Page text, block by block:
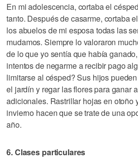
En mi adolescencia, cortaba el
tanto. Después de casarme, cortaba
los abuelos de mi esposa todas las
mudamos. Siempre lo valoraron
de lo que yo sentía que había
intentos de negarme a recibir pago
limitarse al césped? Sus hijos
el jardín y regar las flores para ganar
adicionales. Rastrillar hojas en otoño
invierno hacen que se trate de una
año.
6. Clases particulares